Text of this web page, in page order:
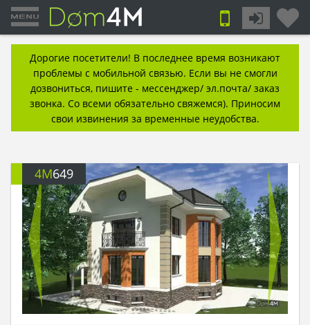
Дорогие посетители! В последнее время возникают
проблемы с мобильной связью. Если вы не смогли
дозвониться, пишите - мессенджер/ эл.почта/ заказ
звонка. Со всеми обязательно свяжемся). Приносим
свои извинения за временные неудобства.
4M649